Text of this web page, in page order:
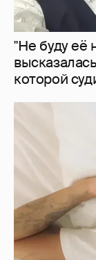
"Не буду её
которой